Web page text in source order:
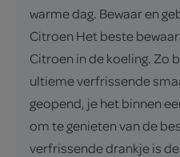
warme dag. Bewaar en
Citroen Het beste
Citroen in de koeling. Zo
ultieme verfrissende
geopend, je het binnen
om te genieten van de
verfrissende drankje is